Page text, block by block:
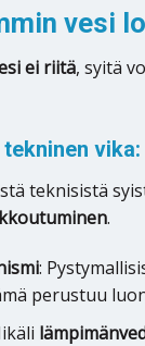
vesi
ei riitä, syitä
tekninen
teknisistä
.
:
perustuu